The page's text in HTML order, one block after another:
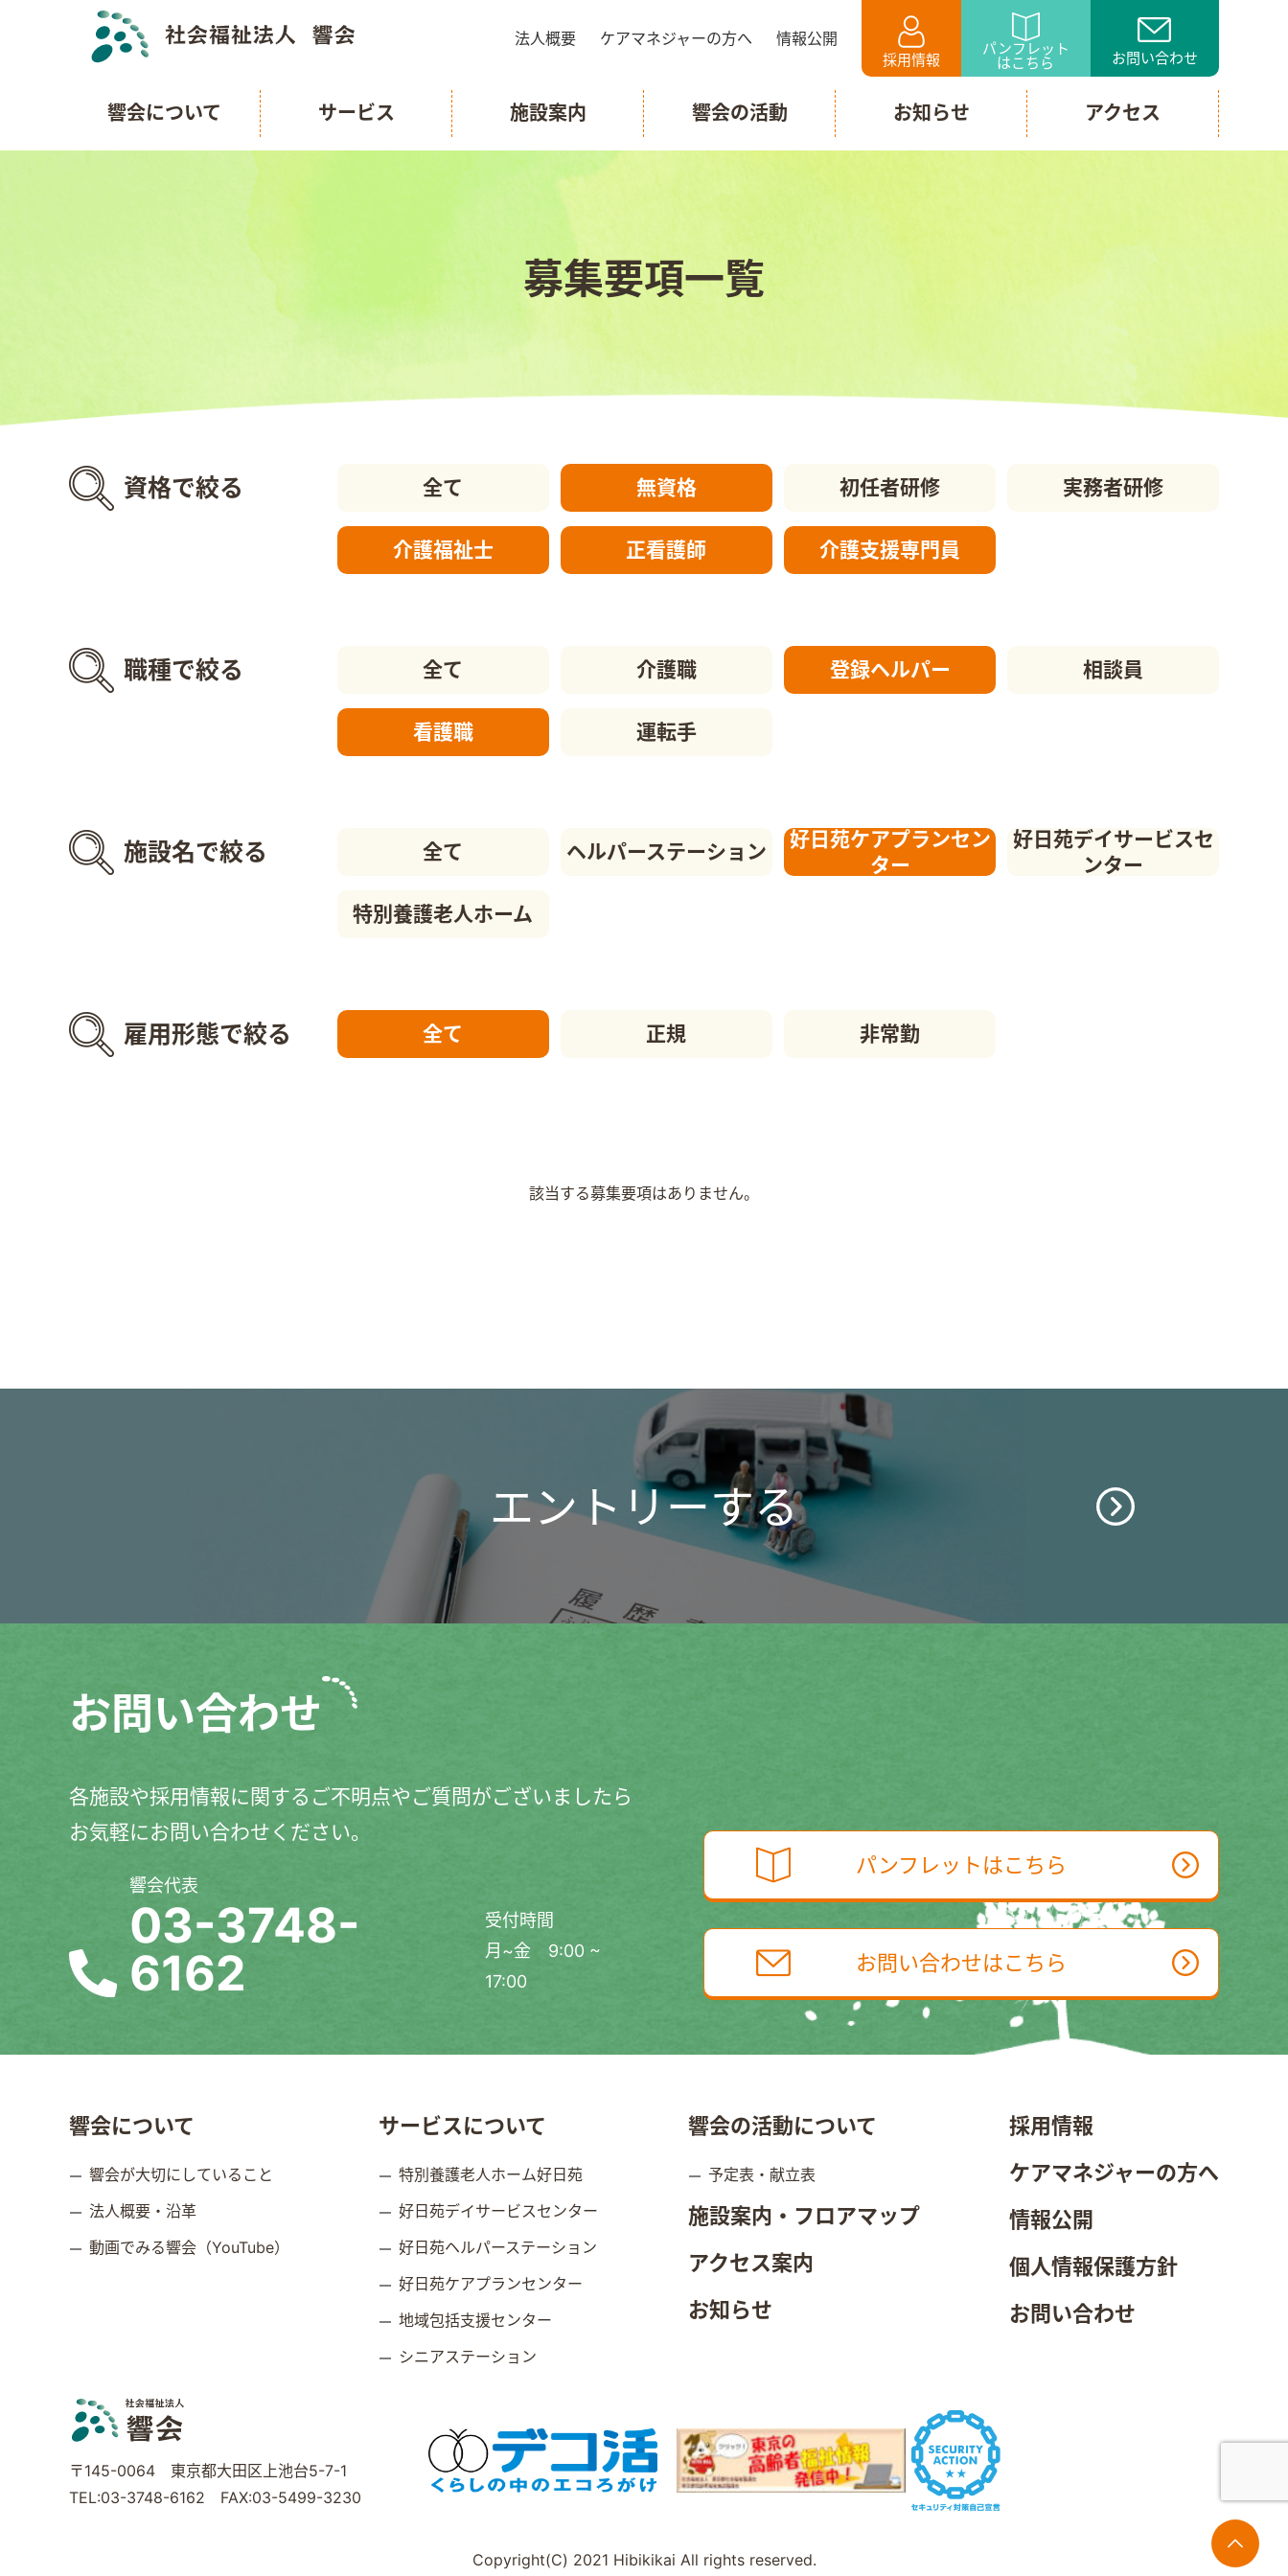
法人概要 ケアマネジャーの方へ 情報公開
採用情報
パンフレット
はこちら お問い合わせ
響会について サービス 施設案内 響会の活動 お知らせ アクセス
募集要項一覧
資格で絞る 全て 無資格 初任者研修 実務者研修
介護福祉士 正看護師 介護支援専門員
職種で絞る 全て 介護職 登録ヘルパー 相談員
看護職 運転手
施設名で絞る 全て ヘルパーステーション
好日苑ケアプランセン
ター
好日苑デイサービスセ
ンター
特別養護老人ホーム
雇用形態で絞る 全て 正規 非常勤
該当する募集要項はありません。
エントリーする
お問い合わせ
各施設や採用情報に関するご不明点やご質問がございましたら
お気軽にお問い合わせください。
響会代表
03-3748-
6162
受付時間
月~金 9:00 ~
17:00
パンフレットはこちら
お問い合わせはこちら
響会について
響会が大切にしていること
法人概要・沿革
動画でみる響会（YouTube）
サービスについて
特別養護老人ホーム好日苑
好日苑デイサービスセンター
好日苑ヘルパーステーション
好日苑ケアプランセンター
地域包括支援センター
シニアステーション
響会の活動について
予定表・献立表
施設案内・フロアマップ
アクセス案内
お知らせ
採用情報
ケアマネジャーの方へ
情報公開
個人情報保護方針
お問い合わせ
〒145-0064 東京都大田区上池台5-7-1
TEL:03-3748-6162 FAX:03-5499-3230
Copyright(C) 2021 Hibikikai All rights reserved.